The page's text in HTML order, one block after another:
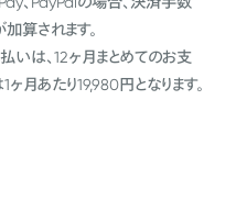
算されます。
いは、12ヶ月まとめてのお支
月あたり19,980円となります。